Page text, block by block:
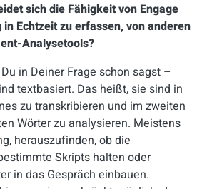
sich die Fähigkeit von Engage
Echtzeit zu erfassen, von anderen
Analysetools?
in Deiner Frage schon sagst –
textbasiert. Das heißt, sie sind in
zu transkribieren und im zweiten
Wörter zu analysieren. Meistens
herauszufinden, ob die
Skripts halten oder
in das Gespräch einbauen.